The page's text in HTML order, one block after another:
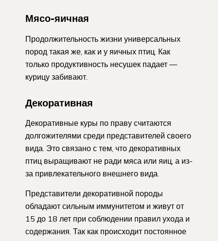
Мясо-яичная
Продолжительность жизни универсальных
пород такая же, как и у яичных птиц. Как
только продуктивность несушек падает —
курицу забивают.
Декоративная
Декоративные куры по праву считаются
долгожителями среди представителей своего
вида. Это связано с тем, что декоративных
птиц выращивают не ради мяса или яиц, а из-
за привлекательного внешнего вида.
Представители декоративной породы
обладают сильным иммунитетом и живут от
15 до 18 лет при соблюдении правил ухода и
содержания. Так как происходит постоянное